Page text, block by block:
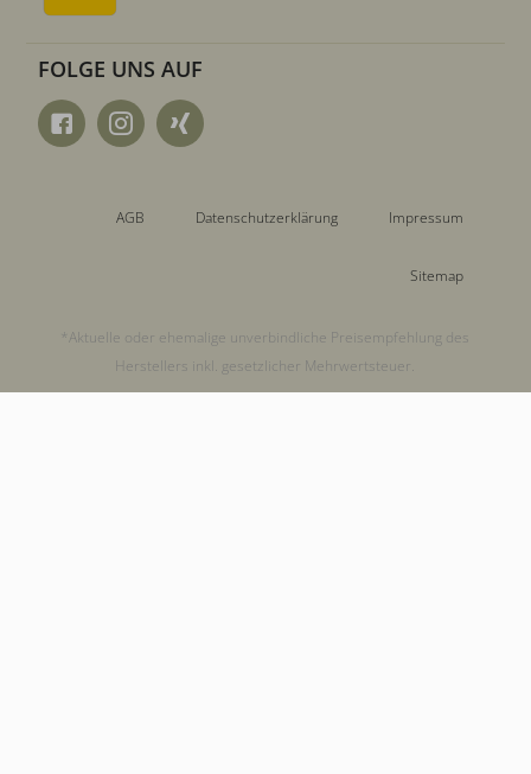
FOLGE UNS AUF
AGB Datenschutzerklärung Impressum
Sitemap
*Aktuelle oder ehemalige unverbindliche Preisempfehlung des
Herstellers inkl. gesetzlicher Mehrwertsteuer.